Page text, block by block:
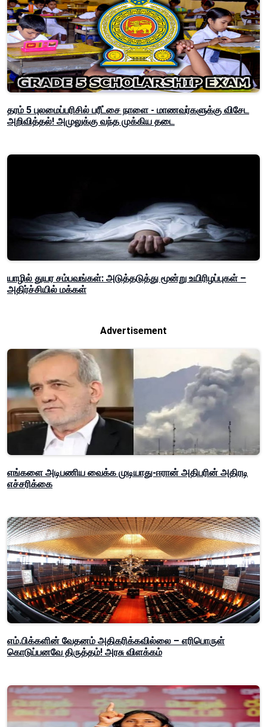
தரம் 5 புலமைப்பரிசில் பரீட்சை நாளை - மாணவர்களுக்கு விசேட
அறிவித்தல்! அமுலுக்கு வந்த முக்கிய தடை
யாழில் துயர சம்பவங்கள்: அடுத்தடுத்து மூன்று உயிரிழப்புகள் –
அதிர்ச்சியில் மக்கள்
Advertisement
எங்களை அடிபணிய வைக்க முடியாது-ஈரான் அதிபரின் அதிரடி
எச்சரிக்கை
எம்.பிக்களின் வேதனம் அதிகரிக்கவில்லை – எரிபொருள்
கொடுப்பனவே திருத்தம்! அரசு விளக்கம்